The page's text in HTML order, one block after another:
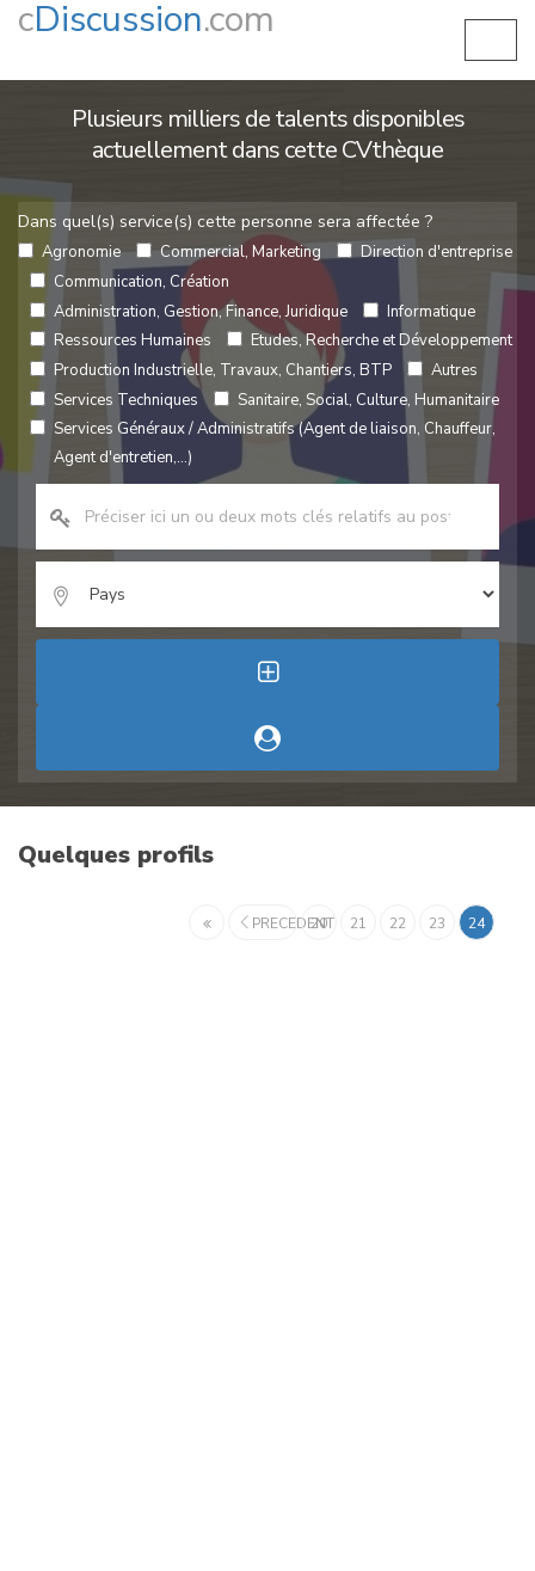
cDiscussion.com
Plusieurs milliers de talents disponibles
actuellement dans cette CVthèque
Dans quel(s) service(s) cette personne sera affectée ?
Agronomie Commercial, Marketing
Direction d'entreprise
Communication, Création
Administration, Gestion, Finance, Juridique
Informatique
Ressources Humaines
Etudes, Recherche et Développement
Production Industrielle, Travaux, Chantiers, BTP
Autres
Services Techniques
Sanitaire, Social, Culture, Humanitaire
Services Généraux / Administratifs (Agent de liaison, Chauffeur,
Agent d'entretien,...)
Quelques profils
PRECEDENT
20 21 22 23 24